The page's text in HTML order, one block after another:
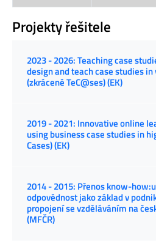
Projekty řešitele
2023 - 2026: Teaching case
design and teach case studies
(zkráceně TeC@ses) (EK)
2019 - 2021: Innovative online
using business case studies in
Cases) (EK)
2014 - 2015: Přenos know-
odpovědnost jako základ v
propojení se vzděláváním na
(MFČR)